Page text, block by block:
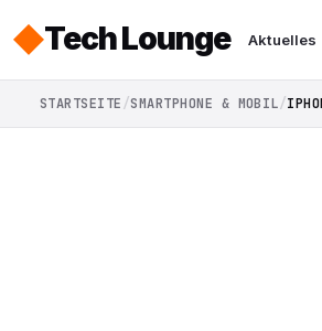
Tech Lounge Aktuelles
STARTSEITE SMARTPHONE & MOBIL